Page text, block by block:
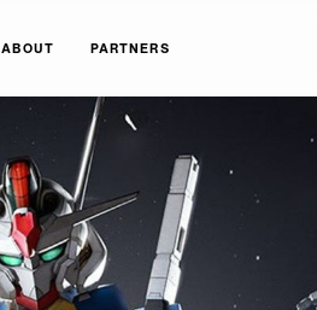
ABOUT PARTNERS